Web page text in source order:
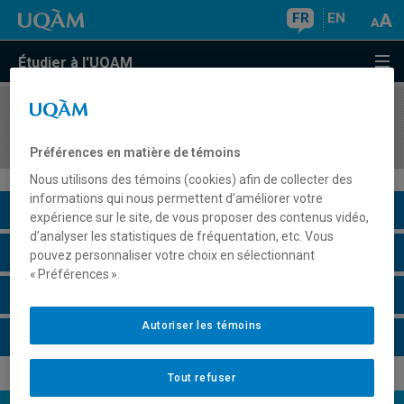
FR EN
Étudier à l'UQAM
COURS//
Description du cours
Horaire - Été 2026
Préférences en matière de témoins
Nous utilisons des témoins (cookies) afin de collecter des
informations qui nous permettent d’améliorer votre
expérience sur le site, de vous proposer des contenus vidéo,
d’analyser les statistiques de fréquentation, etc. Vous
pouvez personnaliser votre choix en sélectionnant
« Préférences ».
Tout refuser
Autoriser les témoins